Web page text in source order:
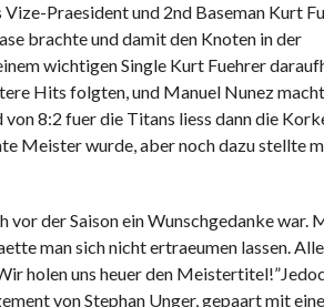
Praesident und 2nd Baseman Kurt
brachte und damit den Knoten in der
wichtigen Single Kurt Fuehrer
Hits folgten, und Manuel Nunez
von 8:2 fuer die Titans liess dann die
Meister wurde, aber noch dazu stellte
der Saison ein Wunschgedanke war.
man sich nicht ertraeumen lassen.
holen uns heuer den
von Stephan Unger, gepaart mit